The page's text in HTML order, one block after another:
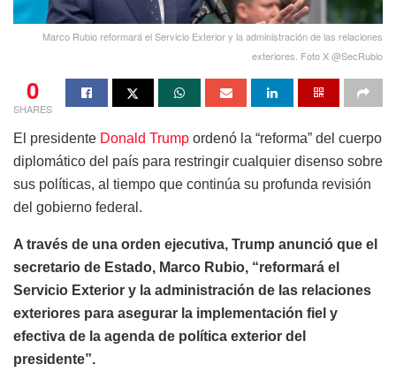
Marco Rubio reformará el Servicio Exterior y la administración de las relaciones
exteriores. Foto X @SecRubio
0
SHARES
El presidente Donald Trump ordenó la “reforma” del cuerpo
diplomático del país para restringir cualquier disenso sobre
sus políticas, al tiempo que continúa su profunda revisión
del gobierno federal.
A través de una orden ejecutiva, Trump anunció que el
secretario de Estado, Marco Rubio, “reformará el
Servicio Exterior y la administración de las relaciones
exteriores para asegurar la implementación fiel y
efectiva de la agenda de política exterior del
presidente”.